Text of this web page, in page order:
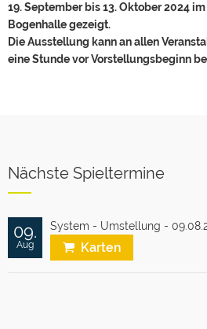
19. September bis 13. Oktober 2024
Bogenhalle gezeigt.
Die Ausstellung kann an allen
eine Stunde vor Vorstellungsbeginn
Nächste Spieltermine
09.
Aug
System - Umstellung -
Karten